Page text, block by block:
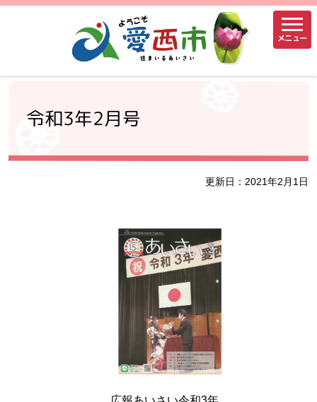
メニュー
令和3年2月号
更新日：2021年2月1日